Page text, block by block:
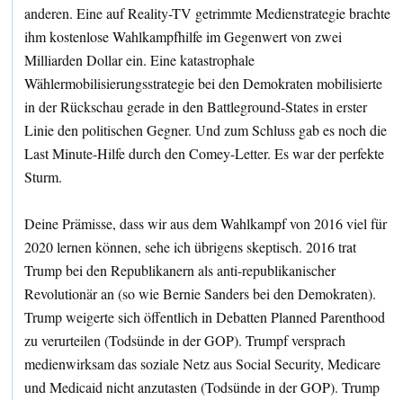
anderen. Eine auf Reality-TV getrimmte Medienstrategie brachte
ihm kostenlose Wahlkampfhilfe im Gegenwert von zwei
Milliarden Dollar ein. Eine katastrophale
Wählermobilisierungsstrategie bei den Demokraten mobilisierte
in der Rückschau gerade in den Battleground-States in erster
Linie den politischen Gegner. Und zum Schluss gab es noch die
Last Minute-Hilfe durch den Comey-Letter. Es war der perfekte
Sturm.
Deine Prämisse, dass wir aus dem Wahlkampf von 2016 viel für
2020 lernen können, sehe ich übrigens skeptisch. 2016 trat
Trump bei den Republikanern als anti-republikanischer
Revolutionär an (so wie Bernie Sanders bei den Demokraten).
Trump weigerte sich öffentlich in Debatten Planned Parenthood
zu verurteilen (Todsünde in der GOP). Trumpf versprach
medienwirksam das soziale Netz aus Social Security, Medicare
und Medicaid nicht anzutasten (Todsünde in der GOP). Trump